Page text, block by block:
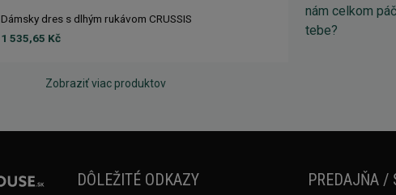
Dámsky dres s dlhým rukávom CRUSSIS
1 535,65 Kč
Zobraziť viac produktov
DÔLEŽITÉ ODKAZY PREDAJŇA /